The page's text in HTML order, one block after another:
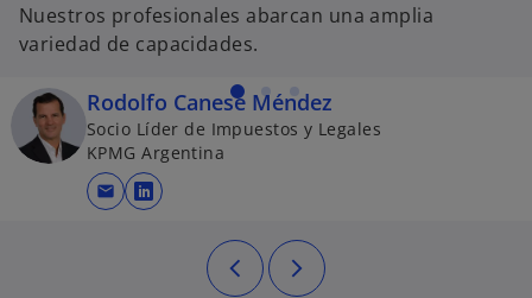
Nuestros profesionales abarcan una amplia
variedad de capacidades.
Rodolfo Canese Méndez
Socio Líder de Impuestos y Legales
KPMG Argentina
mail se abre en una pestaña nueva